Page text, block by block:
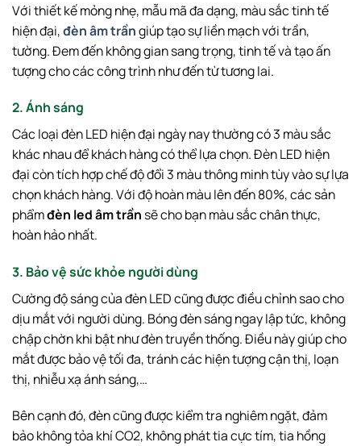
Với thiết kế mỏng nhẹ, mẫu mã đa dạng, màu sắc tinh tế
hiện đại,đèn âm trầngiúp tạo sự liền mạch với trần,
tường. Đem đến không gian sang trọng, tinh tế và tạo ấn
tượng cho các công trình như đến từ tương lai.
2. Ánh sáng
Các loại đèn LED hiện đại ngày nay thường có 3 màu sắc
khác nhau để khách hàng có thể lựa chọn. Đèn LED hiện
đại còn tích hợp chế độ đổi 3 màu thông minh tùy vào sự lựa
chọn khách hàng. Với độ hoàn màu lên đến 80%, các sản
phẩmđèn led âm trần sẽ cho bạn màu sắc chân thực,
hoàn hảo nhất.
3. Bảo vệ sức khỏe người dùng
Cường độ sáng của đèn LED cũng được điều chỉnh sao cho
dịu mắt với người dùng. Bóng đèn sáng ngay lập tức, không
chập chờn khi bật như đèn truyền thống. Điều này giúp cho
mắt được bảo vệ tối đa, tránh các hiện tượng cận thị, loạn
thị, nhiễu xạ ánh sáng,…
Bên cạnh đó, đèn cũng được kiểm tra nghiêm ngặt, đảm
bảo không tỏa khí CO2, không phát tia cực tím, tia hồng